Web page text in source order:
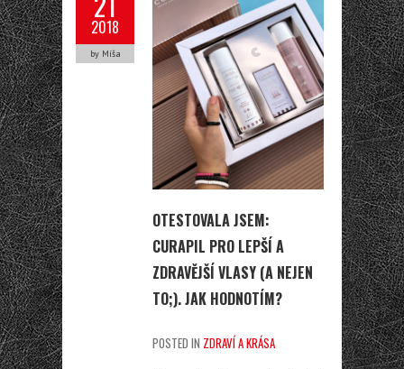
2018
by Míša
OTESTOVALA JSEM:
CURAPIL PRO LEPŠÍ A
ZDRAVĚJŠÍ VLASY (A NEJEN
TO;). JAK HODNOTÍM?
POSTED IN ZDRAVÍ A KRÁSA